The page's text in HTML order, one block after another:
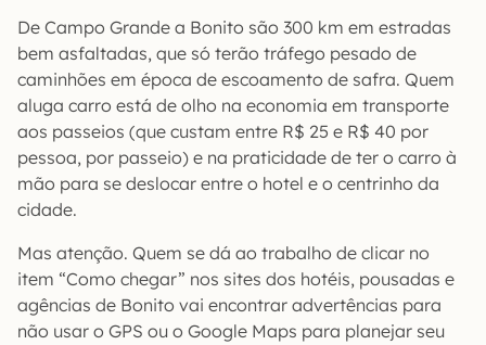
De Campo Grande a Bonito são 300 km em estradas
bem asfaltadas, que só terão tráfego pesado de
caminhões em época de escoamento de safra. Quem
aluga carro está de olho na economia em transporte
aos passeios (que custam entre R$ 25 e R$ 40 por
pessoa, por passeio) e na praticidade de ter o carro à
mão para se deslocar entre o hotel e o centrinho da
cidade.
Mas atenção. Quem se dá ao trabalho de clicar no
item “Como chegar” nos sites dos hotéis, pousadas e
agências de Bonito vai encontrar advertências para
não usar o GPS ou o Google Maps para planejar seu